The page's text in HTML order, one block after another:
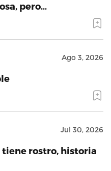
pero…
Ago 3, 2026
Jul 30, 2026
rostro, historia